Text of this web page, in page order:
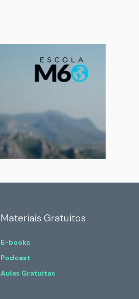
Materiais Gratuitos
E-books
Podcast
Aulas Gratuitas